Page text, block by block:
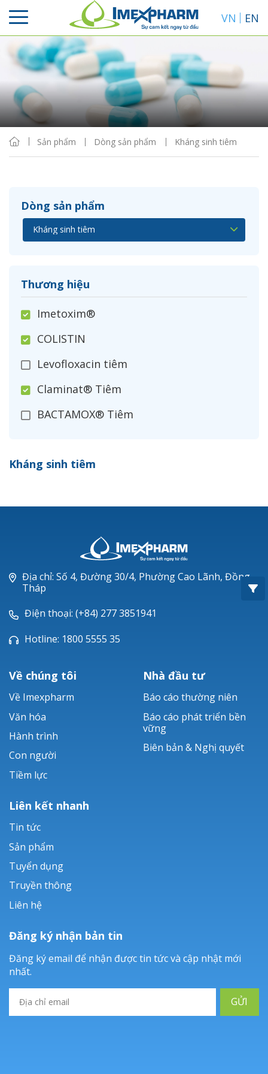
VN EN
Sản phẩm Dòng sản phẩm Kháng sinh tiêm
Dòng sản phẩm
Thương hiệu
Imetoxim®
COLISTIN
Levofloxacin tiêm
Claminat® Tiêm
BACTAMOX® Tiêm
Ceftizoxim®
Piperacillin
Ticarlinat®
Zobacta®
Bacsulfo®
Kháng sinh tiêm
Sắp xếp
Hiển thị
Địa chỉ: Số 4, Đường 30/4, Phường Cao Lãnh, Đồng
Tháp
Điện thoại: (+84) 277 3851941
Hotline: 1800 5555 35
Về chúng tôi
Về Imexpharm
Văn hóa
Hành trình
Con người
Tiềm lực
Nhà đầu tư
Báo cáo thường niên
Báo cáo phát triển bền
vững
Biên bản & Nghị quyết
Liên kết nhanh
Tin tức
Sản phẩm
Tuyển dụng
Truyền thông
Liên hệ
Đăng ký nhận bản tin
Đăng ký email để nhận được tin tức và cập nhật mới
nhất.
GỬI